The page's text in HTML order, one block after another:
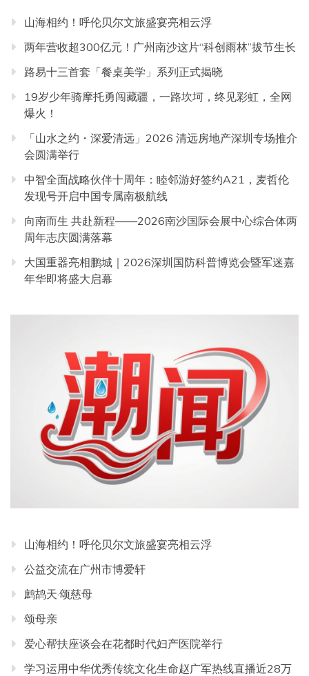
山海相约！呼伦贝尔文旅盛宴亮相云浮
两年营收超300亿元！广州南沙这片“科创雨林”拔节生长
路易十三首套「餐桌美学」系列正式揭晓
19岁少年骑摩托勇闯藏疆，一路坎坷，终见彩虹，全网
爆火！
「山水之约・深爱清远」2026 清远房地产深圳专场推介
会圆满举行
中智全面战略伙伴十周年：睦邻游好签约A21，麦哲伦
发现号开启中国专属南极航线
向南而生 共赴新程——2026南沙国际会展中心综合体两
周年志庆圆满落幕
大国重器亮相鹏城｜2026深圳国防科普博览会暨军迷嘉
年华即将盛大启幕
山海相约！呼伦贝尔文旅盛宴亮相云浮
公益交流在广州市博爱轩
鹧鸪天·颂慈母
颂母亲
爱心帮扶座谈会在花都时代妇产医院举行
学习运用中华优秀传统文化生命赵广军热线直播近28万